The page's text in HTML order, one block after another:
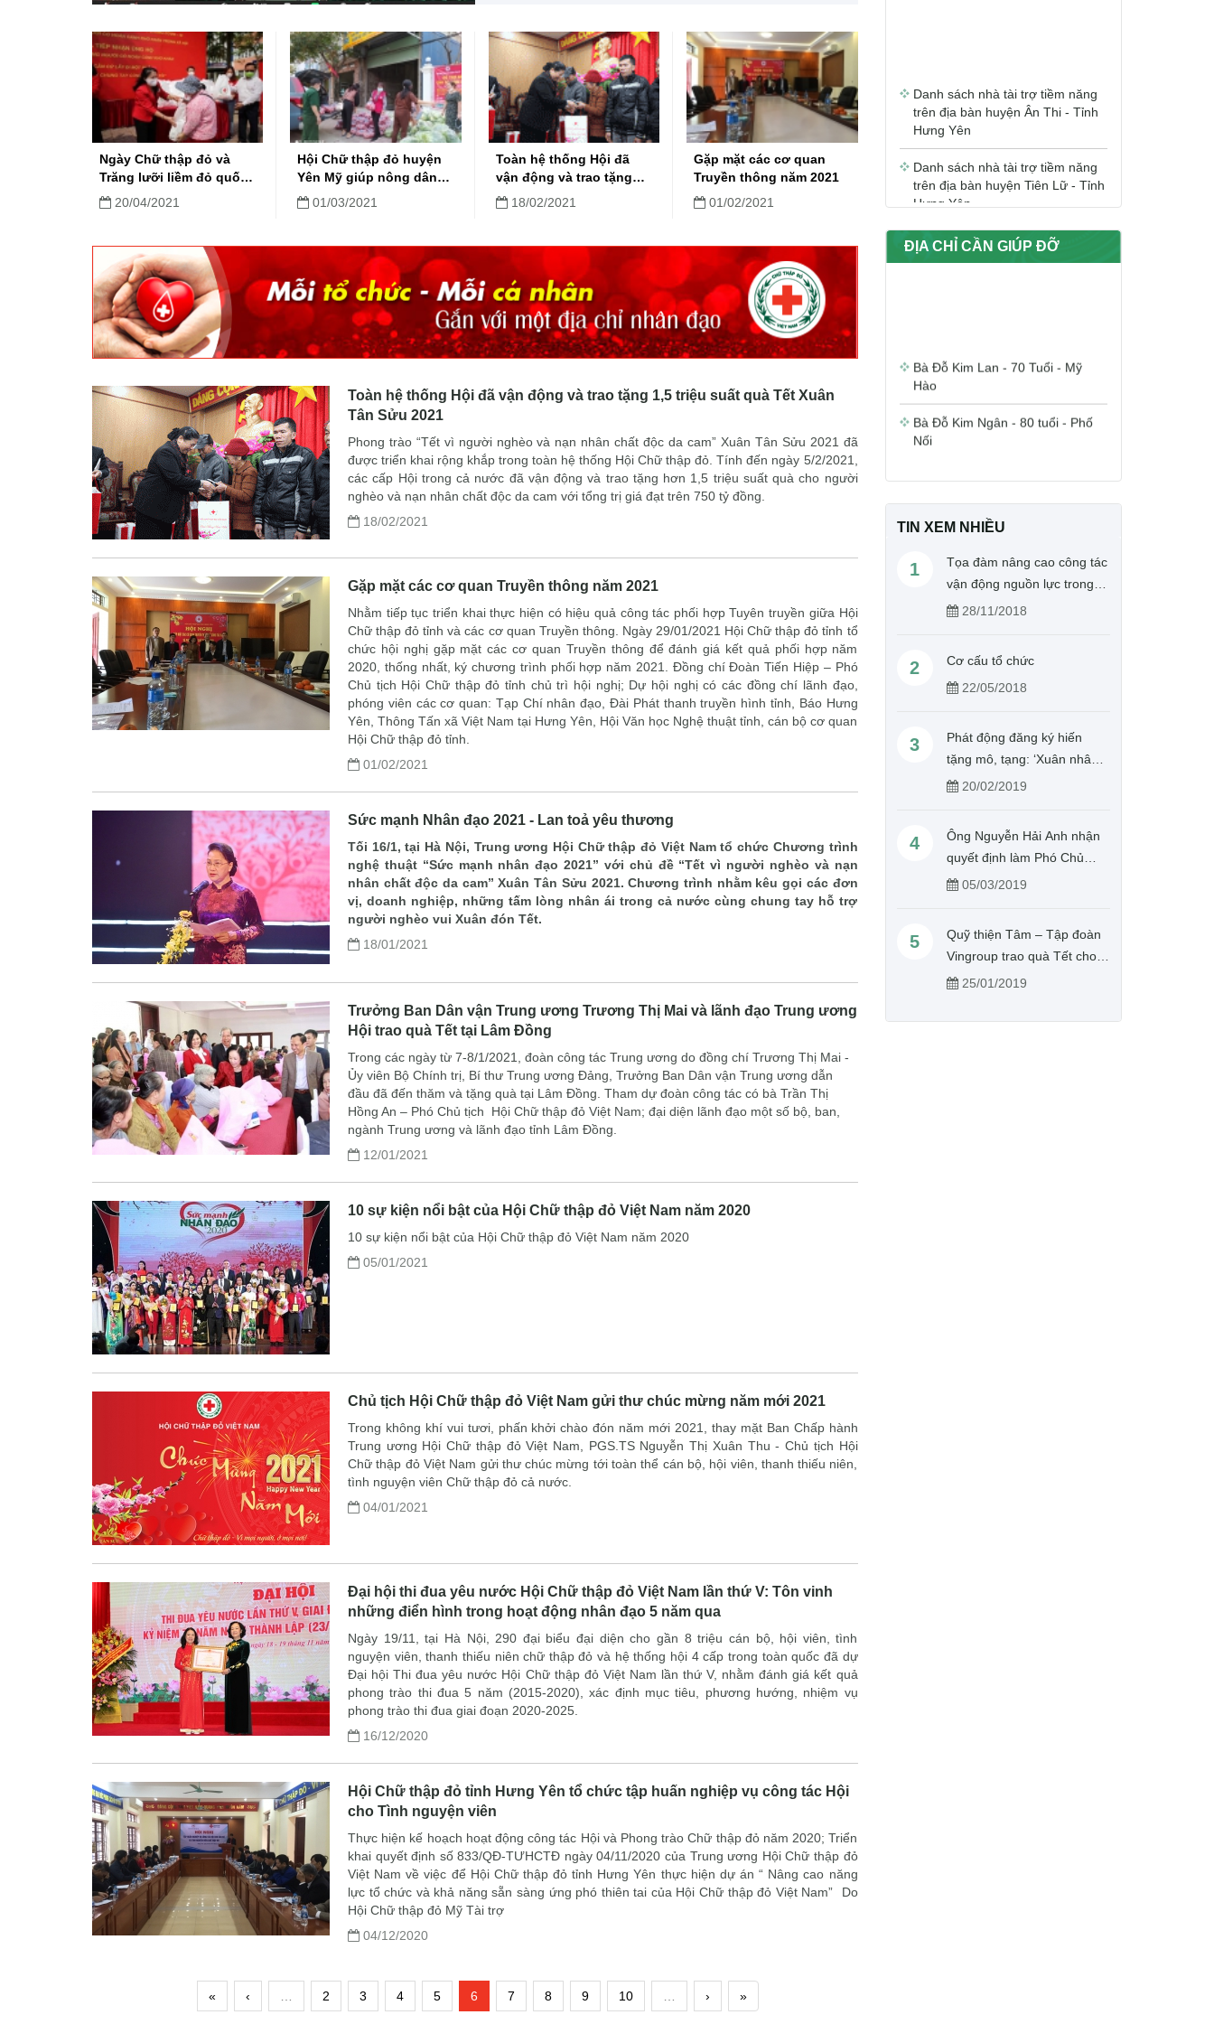
Ngày Chữ thập đỏ và
Trăng lưỡi liềm đỏ quốc
tế 8/5/2021: “Kết nối
cộng đồng - Vượt qua
20/04/2021
Hội Chữ thập đỏ huyện
Yên Mỹ giúp nông dân
ảnh hưởng dịch Covid-
19 tiêu thụ nông sản
01/03/2021
Toàn hệ thống Hội đã
vận động và trao tặng
1,5 triệu suất quà Tết
Xuân Tân Sửu 2021
18/02/2021
Gặp mặt các cơ quan
Truyền thông năm 2021
01/02/2021
Toàn hệ thống Hội đã vận động và trao tặng 1,5 triệu suất quà Tết Xuân
Tân Sửu 2021
Phong trào “Tết vì người nghèo và nạn nhân chất độc da cam” Xuân Tân Sửu 2021 đã
được triển khai rộng khắp trong toàn hệ thống Hội Chữ thập đỏ. Tính đến ngày 5/2/2021,
các cấp Hội trong cả nước đã vận động và trao tặng hơn 1,5 triệu suất quà cho người
nghèo và nạn nhân chất độc da cam với tổng trị giá đạt trên 750 tỷ đồng.
18/02/2021
Gặp mặt các cơ quan Truyền thông năm 2021
Nhằm tiếp tục triển khai thực hiện có hiệu quả công tác phối hợp Tuyên truyền giữa Hội
Chữ thập đỏ tỉnh và các cơ quan Truyền thông. Ngày 29/01/2021 Hội Chữ thập đỏ tỉnh tổ
chức hội nghị gặp mặt các cơ quan Truyền thông để đánh giá kết quả phối hợp năm
2020, thống nhất, ký chương trình phối hợp năm 2021. Đồng chí Đoàn Tiến Hiệp – Phó
Chủ tịch Hội Chữ thập đỏ tỉnh chủ trì hội nghị; Dự hội nghị có các đồng chí lãnh đạo,
phóng viên các cơ quan: Tạp Chí nhân đạo, Đài Phát thanh truyền hình tỉnh, Báo Hưng
Yên, Thông Tấn xã Việt Nam tại Hưng Yên, Hội Văn học Nghệ thuật tỉnh, cán bộ cơ quan
Hội Chữ thập đỏ tỉnh.
01/02/2021
Sức mạnh Nhân đạo 2021 - Lan toả yêu thương
Tối 16/1, tại Hà Nội, Trung ương Hội Chữ thập đỏ Việt Nam tổ chức Chương trình
nghệ thuật “Sức mạnh nhân đạo 2021” với chủ đề “Tết vì người nghèo và nạn
nhân chất độc da cam” Xuân Tân Sửu 2021. Chương trình nhằm kêu gọi các đơn
vị, doanh nghiệp, những tấm lòng nhân ái trong cả nước cùng chung tay hỗ trợ
người nghèo vui Xuân đón Tết.
18/01/2021
Trưởng Ban Dân vận Trung ương Trương Thị Mai và lãnh đạo Trung ương
Hội trao quà Tết tại Lâm Đồng
Trong các ngày từ 7-8/1/2021, đoàn công tác Trung ương do đồng chí Trương Thị Mai -
Ủy viên Bộ Chính trị, Bí thư Trung ương Đảng, Trưởng Ban Dân vận Trung ương dẫn
đầu đã đến thăm và tặng quà tại Lâm Đồng. Tham dự đoàn công tác có bà Trần Thị
Hồng An – Phó Chủ tịch Hội Chữ thập đỏ Việt Nam; đại diện lãnh đạo một số bộ, ban,
ngành Trung ương và lãnh đạo tỉnh Lâm Đồng.
12/01/2021
10 sự kiện nổi bật của Hội Chữ thập đỏ Việt Nam năm 2020
10 sự kiện nổi bật của Hội Chữ thập đỏ Việt Nam năm 2020
05/01/2021
Chủ tịch Hội Chữ thập đỏ Việt Nam gửi thư chúc mừng năm mới 2021
Trong không khí vui tươi, phấn khởi chào đón năm mới 2021, thay mặt Ban Chấp hành
Trung ương Hội Chữ thập đỏ Việt Nam, PGS.TS Nguyễn Thị Xuân Thu - Chủ tịch Hội
Chữ thập đỏ Việt Nam gửi thư chúc mừng tới toàn thể cán bộ, hội viên, thanh thiếu niên,
tình nguyện viên Chữ thập đỏ cả nước.
04/01/2021
Đại hội thi đua yêu nước Hội Chữ thập đỏ Việt Nam lần thứ V: Tôn vinh
những điển hình trong hoạt động nhân đạo 5 năm qua
Ngày 19/11, tại Hà Nội, 290 đại biểu đại diện cho gần 8 triệu cán bộ, hội viên, tình
nguyện viên, thanh thiếu niên chữ thập đỏ và hệ thống hội 4 cấp trong toàn quốc đã dự
Đại hội Thi đua yêu nước Hội Chữ thập đỏ Việt Nam lần thứ V, nhằm đánh giá kết quả
phong trào thi đua 5 năm (2015-2020), xác định mục tiêu, phương hướng, nhiệm vụ
phong trào thi đua giai đoạn 2020-2025.
16/12/2020
Hội Chữ thập đỏ tỉnh Hưng Yên tổ chức tập huấn nghiệp vụ công tác Hội
cho Tình nguyện viên
Thực hiện kế hoạch hoạt động công tác Hội và Phong trào Chữ thập đỏ năm 2020; Triển
khai quyết định số 833/QĐ-TƯHCTĐ ngày 04/11/2020 của Trung ương Hội Chữ thập đỏ
Việt Nam về việc để Hội Chữ thập đỏ tỉnh Hưng Yên thực hiện dự án “ Nâng cao năng
lực tổ chức và khả năng sẵn sàng ứng phó thiên tai của Hội Chữ thập đỏ Việt Nam” Do
Hội Chữ thập đỏ Mỹ Tài trợ
04/12/2020
« ‹ 2 3 4 5 6 7 8 9 10 › »
trên địa bàn huyện Ân Thi - Tỉnh
Hưng Yên
trên địa bàn huyện Tiên Lữ - Tỉnh
Hưng Yên
trên địa bàn huyện Khoái Châu -
Tỉnh Hưng Yên
Danh sách nhà tài trợ tiềm năng
trên địa bàn huyện Văn Lâm -
ĐỊA CHỈ CẦN GIÚP ĐỠ
Hào
Nối
TIN XEM NHIỀU
1
Tọa đàm nâng cao công tác
vận động nguồn lực trong
hoạt động Chữ thập đỏ
28/11/2018
2
Cơ cấu tổ chức
22/05/2018
3
Phát động đăng ký hiến
tặng mô, tạng: ‘Xuân nhân
ái – Cho đi là còn mãi’
20/02/2019
4
Ông Nguyễn Hải Anh nhận
quyết định làm Phó Chủ
tịch, Tổng Thư kí Hội Chữ
05/03/2019
5
Quỹ thiện Tâm – Tập đoàn
Vingroup trao quà Tết cho
người nghèo tỉnh Hưng Yên
25/01/2019